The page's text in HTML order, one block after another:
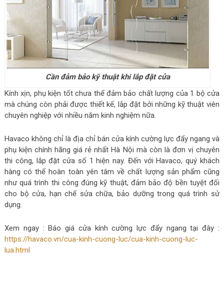
Cần đảm bảo kỹ thuật khi lắp đặt cửa
Kính xịn, phụ kiện tốt chưa thể đảm bảo chất lượng của 1 bộ cửa
mà chúng còn phải được thiết kế, lắp đặt bởi những kỹ thuật viên
chuyên nghiệp với nhiều năm kinh nghiệm nữa.
Havaco không chỉ là địa chỉ bán cửa kính cường lực đẩy ngang và
phụ kiện chính hãng giá rẻ nhất Hà Nội mà còn là đơn vị chuyên
thi công, lắp đặt cửa số 1 hiện nay. Đến với Havaco, quý khách
hàng có thể hoàn toàn yên tâm về chất lượng sản phẩm cũng
như quá trình thi công đúng kỹ thuật, đảm bảo độ bền tuyệt đối
cho bộ cửa, hạn chế sửa chữa, bảo dưỡng trong quá trình sử
dụng.
Xem ngay : Báo giá cửa kính cường lực đẩy ngang tại đây :
https://havaco.vn/cua-kinh-cuong-luc/cua-kinh-cuong-luc-
lua.html